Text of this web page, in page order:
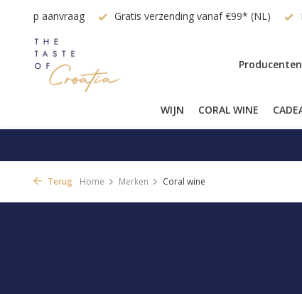
EU op aanvraag Gratis verzending vanaf €99* (NL)
Producenten
WIJN CORAL WINE
Terug Home Merken Coral wine